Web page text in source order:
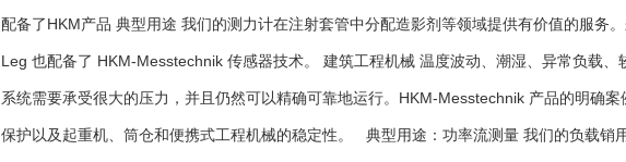
配备了HKM产品 典型用途 我们的测力计在注射套管中分配造影剂等领域提供有价值的服务
Leg 也配备了 HKM-Messtechnik 传感器技术。 建筑工程机械 温度波动、潮湿、异常负载
系统需要承受很大的压力，并且仍然可以精确可靠地运行。HKM-Messtechnik 产品的明确
保护以及起重机、筒仓和便携式工程机械的稳定性。 典型用途：功率流测量 我们的负载销